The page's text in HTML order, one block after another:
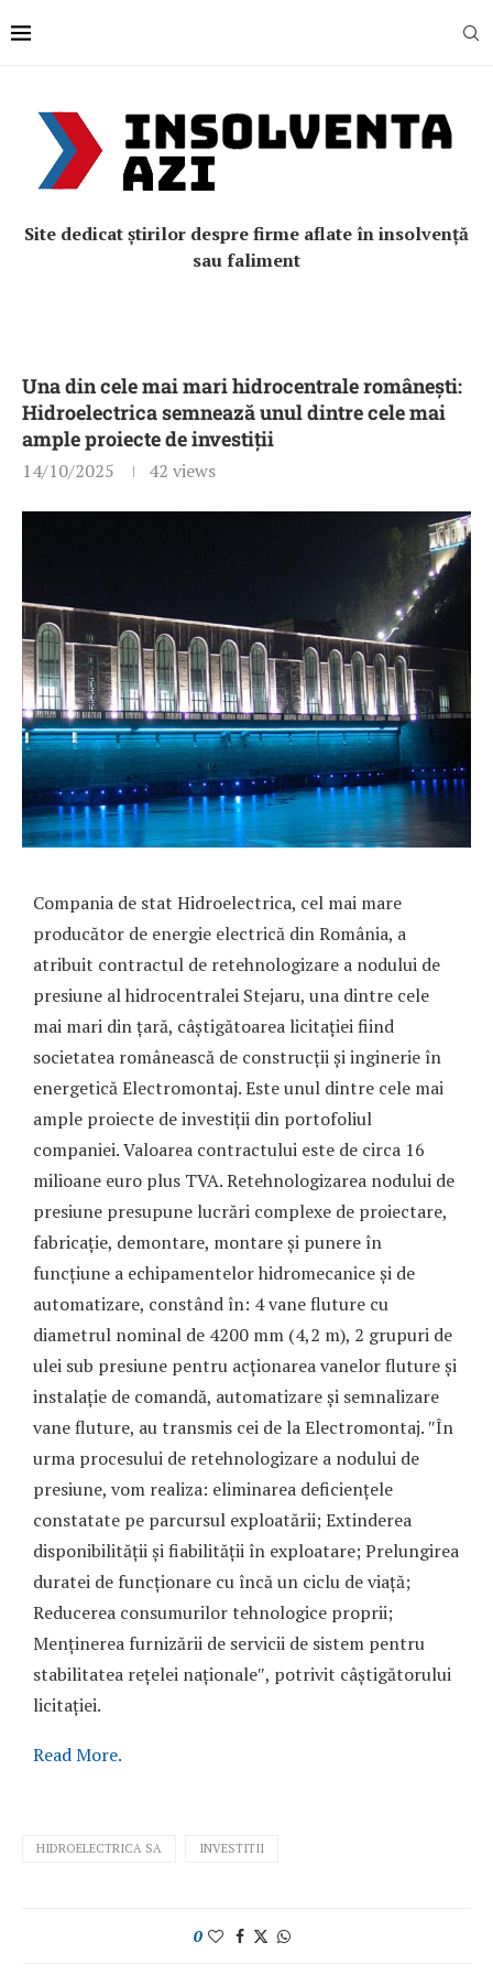
Site dedicat știrilor despre firme aflate în insolvență
sau faliment
Una din cele mai mari hidrocentrale românești:
Hidroelectrica semnează unul dintre cele mai
ample proiecte de investiții
14/10/2025 42 views
Compania de stat Hidroelectrica, cel mai mare
producător de energie electrică din România, a
atribuit contractul de retehnologizare a nodului de
presiune al hidrocentralei Stejaru, una dintre cele
mai mari din țară, câștigătoarea licitației fiind
societatea românească de construcții și inginerie în
energetică Electromontaj. Este unul dintre cele mai
ample proiecte de investiții din portofoliul
companiei. Valoarea contractului este de circa 16
milioane euro plus TVA. Retehnologizarea nodului de
presiune presupune lucrări complexe de proiectare,
fabricație, demontare, montare și punere în
funcțiune a echipamentelor hidromecanice și de
automatizare, constând în: 4 vane fluture cu
diametrul nominal de 4200 mm (4,2 m), 2 grupuri de
ulei sub presiune pentru acționarea vanelor fluture și
instalație de comandă, automatizare și semnalizare
vane fluture, au transmis cei de la Electromontaj. ″În
urma procesului de retehnologizare a nodului de
presiune, vom realiza: eliminarea deficiențele
constatate pe parcursul exploatării; Extinderea
disponibilității și fiabilității în exploatare; Prelungirea
duratei de funcționare cu încă un ciclu de viață;
Reducerea consumurilor tehnologice proprii;
Menținerea furnizării de servicii de sistem pentru
stabilitatea rețelei naționale″, potrivit câștigătorului
licitației.
Read More.
HIDROELECTRICA SA INVESTITII
0